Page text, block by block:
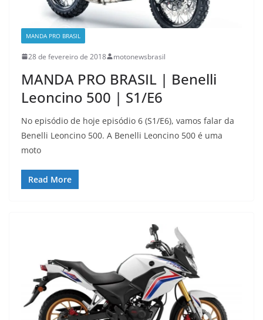
MANDA PRO BRASIL
28 de fevereiro de 2018 motonewsbrasil
MANDA PRO BRASIL | Benelli
Leoncino 500 | S1/E6
No episódio de hoje episódio 6 (S1/E6), vamos falar da
Benelli Leoncino 500. A Benelli Leoncino 500 é uma
moto
Read More